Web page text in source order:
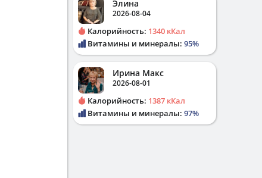
Элина
2026-08-04
Калорийность: 1340 кКал
Витамины и минералы: 95%
Ирина Макс
2026-08-01
Калорийность: 1387 кКал
Витамины и минералы: 97%